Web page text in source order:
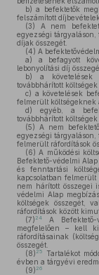
b) a befektetők
felszámított
(3) A nem
egyezségi
díjak összegét.
(4) A
a) a befagyott
lebonyolítási díj
b) a követelések
továbbhárított költségek
c) a követelések
felmerült költségeknek
d) egyéb, a
továbbhárított költségek
(5) A nem
egyezségi tárgyaláson,
felmerült ráfordítások
(6) A működési
Befektető-védelmi
és fenntartási
kapcsolatban
nem hárított összegei
védelmi Alap
költségek összegét,
ráfordítások között
(7) 24
A Befektető-
megfelelően – kell
ráfordításainak
összegét.
(8) 25
Tartalékot
évben a tárgyévi
(9) 26